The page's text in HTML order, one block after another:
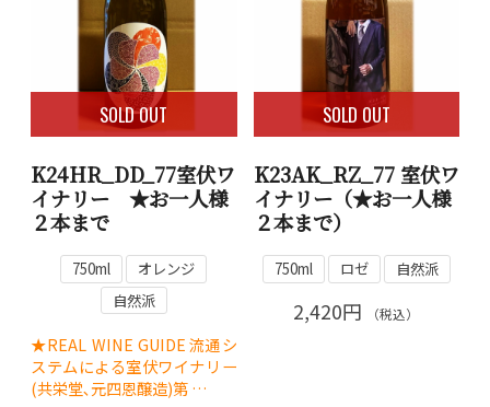
SOLD OUT
K24HR_DD_77室伏ワ
イナリー ★お一人様
２本まで
750ml
オレンジ
自然派
★REAL WINE GUIDE流通シ
ステムによる室伏ワイナリー
(共栄堂､元四恩醸造)第 …
SOLD OUT
K23AK_RZ_77 室伏ワ
イナリー（★お一人様
２本まで）
750ml ロゼ 自然派
2,420円 （税込）